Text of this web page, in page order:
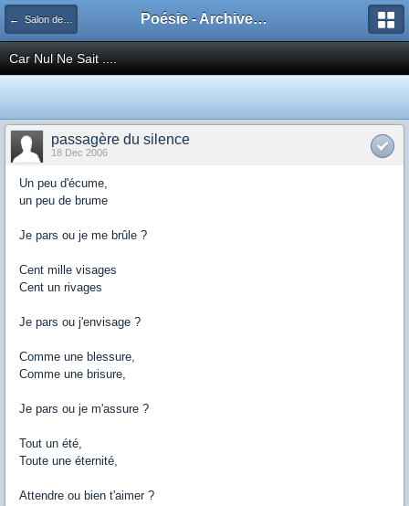
← Salon de publication principal Poésie - Archives de Toute La Poésie - 2005 - 2006
Car Nul Ne Sait ....
passagère du silence
18 Dec 2006
Un peu d'écume,
un peu de brume
Je pars ou je me brûle ?
Cent mille visages
Cent un rivages
Je pars ou j'envisage ?
Comme une blessure,
Comme une brisure,
Je pars ou je m'assure ?
Tout un été,
Toute une éternité,
Attendre ou bien t'aimer ?